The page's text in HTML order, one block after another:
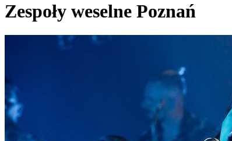
Zespoły weselne Poznań